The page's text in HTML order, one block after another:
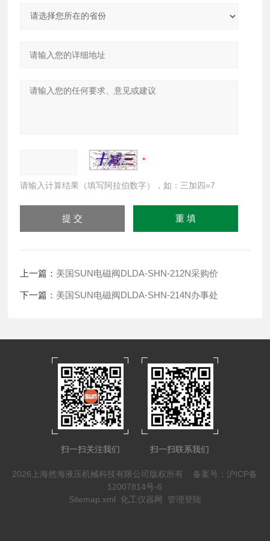
请输入计算结果（填写阿拉伯数字），如：三加四=7
上一篇： 美国SUN电磁阀DLDA-SHN-212N采购价
下一篇： 美国SUN电磁阀DLDA-SHN-214N办事处
扫一扫关注我们 扫一扫联系我们
2026上海然海液压机械科技有限公司版权所有 备案号：沪ICP备
12007814号-6
Sitemap.xml 化工仪器网 管理登陆